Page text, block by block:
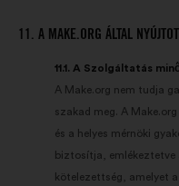
11. A MAKE.ORG ÁLTAL
11.1. A Szolgáltatás
A Make.org nem tudja
szakad meg. A
és a helyes mérnöki
biztosítja,
kötelezettség, amelyet